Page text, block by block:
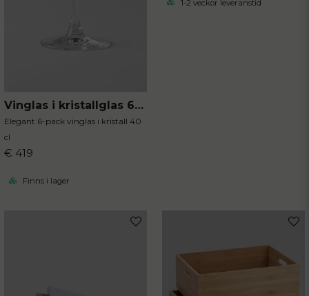
Vinglas i kristallglas 6-pack
Elegant 6-pack vinglas i kristall 40
cl
€ 419
Finns i lager
1-2 veckor leveranstid